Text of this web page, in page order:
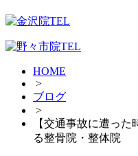
HOME
>
ブログ
>
【交通事故に遭っ
る整骨院・整体院